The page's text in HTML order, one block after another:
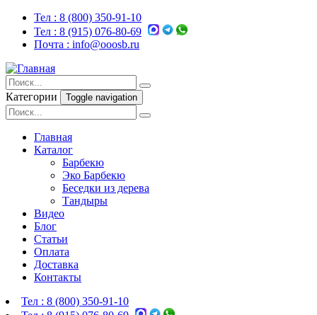
Тел : 8 (800) 350-91-10
Тел : 8 (915) 076-80-69
Почта : info@ooosb.ru
Категории Toggle navigation
Главная
Каталог
Барбекю
Эко Барбекю
Беседки из дерева
Тандыры
Видео
Блог
Статьи
Оплата
Доставка
Контакты
Тел : 8 (800) 350-91-10